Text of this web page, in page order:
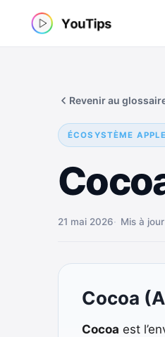
ÉCOSYSTÈME APPLE
Revenir au
21 mai 2026 Mis à
Cocoa
Cocoa est